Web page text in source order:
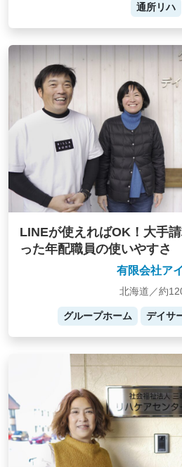
通所リハ
LINEが使えればOK！大手
った年配職員の使いやすさ
有限会社ア
北海道／約
グループホーム デイサ